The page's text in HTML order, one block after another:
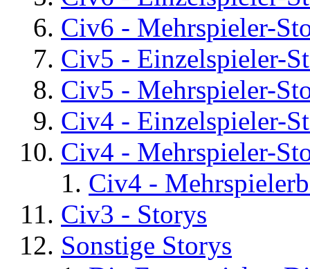
Civ6 - Mehrspieler-
Civ5 - Einzelspieler-
Civ5 - Mehrspieler-
Civ4 - Einzelspieler-
Civ4 - Mehrspieler-
Civ4 -
Civ3 - Storys
Sonstige Storys